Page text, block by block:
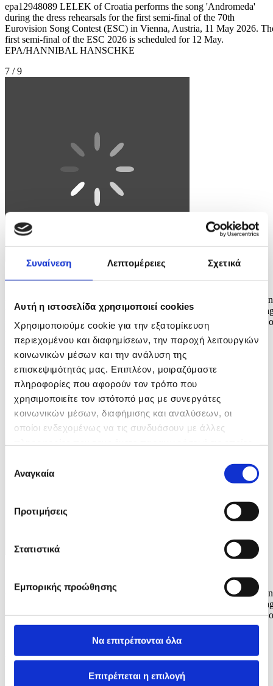
Συναίνεση Λεπτομέρειες Σχετικά
Αυτή η ιστοσελίδα χρησιμοποιεί cookies
Χρησιμοποιούμε cookie για την εξατομίκευση
περιεχομένου και διαφημίσεων, την παροχή λειτουργιών
κοινωνικών μέσων και την ανάλυση της
επισκεψιμότητάς μας. Επιπλέον, μοιραζόμαστε
πληροφορίες που αφορούν τον τρόπο που
χρησιμοποιείτε τον ιστότοπό μας με συνεργάτες
κοινωνικών μέσων, διαφήμισης και αναλύσεων, οι
οποίοι ενδεχομένως να τις συνδυάσουν με άλλες
των υπηρεσιών τους.
συγκατάθεσης
Αναγκαία
Προτιμήσεις
Στατιστικά
Εμπορικής προώθησης
Να επιτρέπονται όλα
Επιτρέπεται η επιλογή
epa12948089 LELEK of Croatia performs the song 'Andromeda'
during the dress rehearsals for the first semi-final of the 70th
Eurovision Song Contest (ESC) in Vienna, Austria, 11 May 2026.
first semi-final of the ESC 2026 is scheduled for 12 May.
EPA/HANNIBAL HANSCHKE
7 / 9
Φωτογραφία: HANNIBAL HANSCHKE
epa12948084 Felicia of Sweden performs the song 'My System'
the dress rehearsals for the first semi-final of the 70th Eurovision
Contest (ESC) in Vienna, Austria, 11 May 2026. The first semi-final
the ESC 2026 is scheduled for 12 May. EPA/HANNIBAL
HANSCHKE
epa12948083 Felicia of Sweden performs the song 'My System'
the dress rehearsals for the first semi-final of the 70th Eurovision
Contest (ESC) in Vienna, Austria, 11 May 2026. The first semi-final
the ESC 2026 is scheduled for 12 May. EPA/HANNIBAL
9 / 9